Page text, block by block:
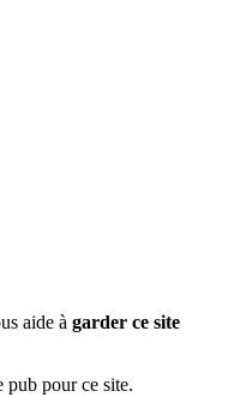
aide à garder ce site
pub pour ce site.